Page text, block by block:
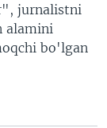
jurnalistni
alamini
bo'lgan